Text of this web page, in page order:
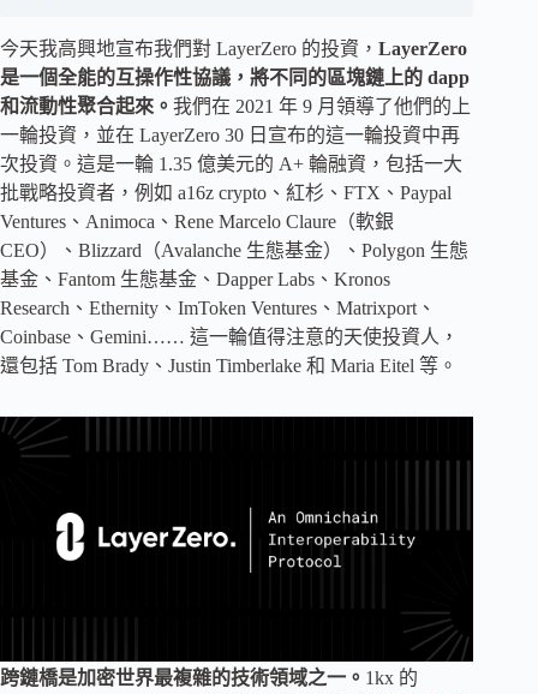
今天我高興地宣布我們對 LayerZero 的投資， LayerZero
是一個全能的互操作性協議，將不同的區塊鏈上的 dapp
和流動性聚合起來。 我們在 2021 年 9 月領導了他們的上
一輪投資，並在 LayerZero 30 日宣布的這一輪投資中再
次投資。這是一輪 1.35 億美元的 A+ 輪融資，包括一大
批戰略投資者，例如 a16z crypto、紅杉、FTX、Paypal
Ventures、Animoca、Rene Marcelo Claure（軟銀
CEO）、Blizzard（Avalanche 生態基金）、Polygon 生態
基金、Fantom 生態基金、Dapper Labs、Kronos
Research、Ethernity、ImToken Ventures、Matrixport、
Coinbase、Gemini…… 這一輪值得注意的天使投資人，
還包括 Tom Brady、Justin Timberlake 和 Maria Eitel 等。
跨鏈橋是加密世界最複雜的技術領域之一。 1kx 的